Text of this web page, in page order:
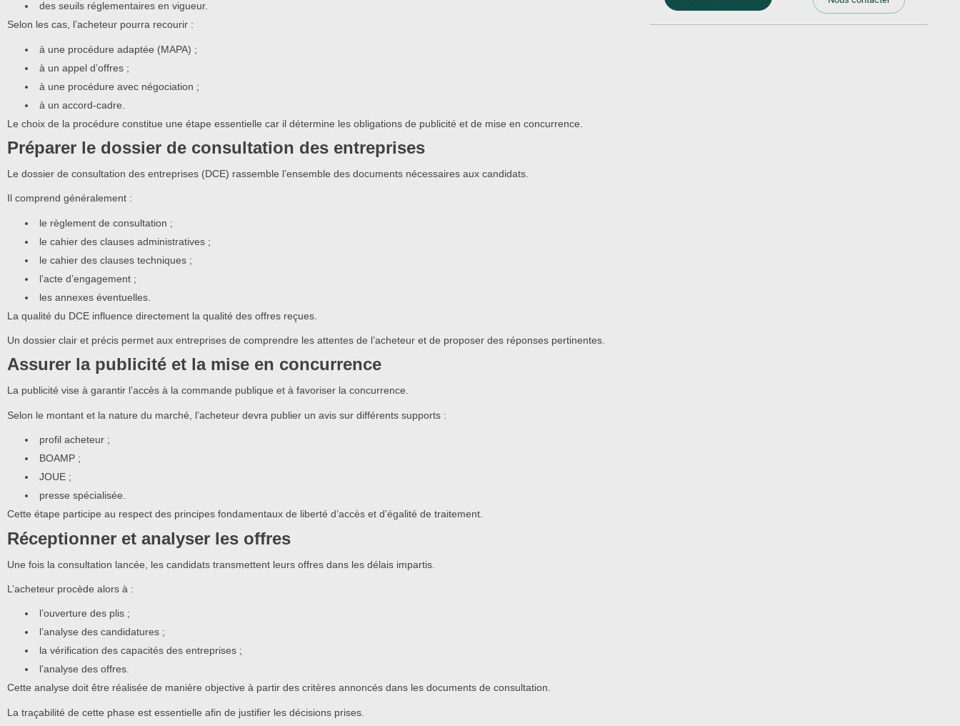
des seuils réglementaires en vigueur.
Selon les cas, l’acheteur pourra recourir :
à une procédure adaptée (MAPA) ;
à un appel d’offres ;
à une procédure avec négociation ;
à un accord-cadre.
Le choix de la procédure constitue une étape essentielle car il détermine les obligations de publicité et de mise en concurrence.
Préparer le dossier de consultation des entreprises
Le dossier de consultation des entreprises (DCE) rassemble l’ensemble des documents nécessaires aux candidats.
Il comprend généralement :
le règlement de consultation ;
le cahier des clauses administratives ;
le cahier des clauses techniques ;
l’acte d’engagement ;
les annexes éventuelles.
La qualité du DCE influence directement la qualité des offres reçues.
Un dossier clair et précis permet aux entreprises de comprendre les attentes de l’acheteur et de proposer des réponses pertinentes.
Assurer la publicité et la mise en concurrence
La publicité vise à garantir l’accès à la commande publique et à favoriser la concurrence.
Selon le montant et la nature du marché, l’acheteur devra publier un avis sur différents supports :
profil acheteur ;
BOAMP ;
JOUE ;
presse spécialisée.
Cette étape participe au respect des principes fondamentaux de liberté d’accès et d’égalité de traitement.
Réceptionner et analyser les offres
Une fois la consultation lancée, les candidats transmettent leurs offres dans les délais impartis.
L’acheteur procède alors à :
l’ouverture des plis ;
l’analyse des candidatures ;
la vérification des capacités des entreprises ;
l’analyse des offres.
Cette analyse doit être réalisée de manière objective à partir des critères annoncés dans les documents de consultation.
La traçabilité de cette phase est essentielle afin de justifier les décisions prises.